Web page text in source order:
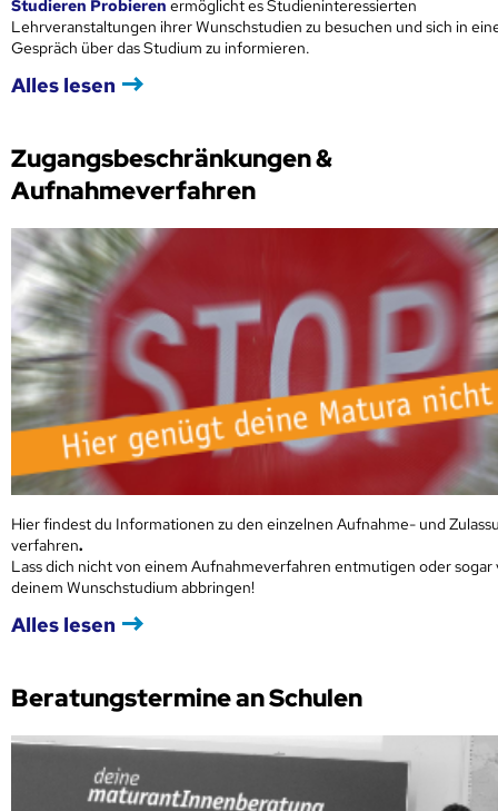
Studieren Probieren ermöglicht es Studieninteressierten
Lehrveranstaltungen ihrer Wunschstudien zu besuchen und sich in
Gespräch über das Studium zu informieren.
Alles lesen
Zugangsbeschränkungen &
Aufnahmeverfahren
Hier findest du Informationen zu den einzelnen Aufnahme- und
verfahren.
Lass dich nicht von einem Aufnahmeverfahren entmutigen oder sogar
deinem Wunschstudium abbringen!
Alles lesen
Beratungstermine an Schulen